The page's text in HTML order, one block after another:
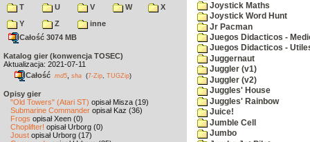
T
U V W
X
Y
Z
inne
Całość 3074 MB
Katalog gier (konwencja TOSEC)
Aktualizacja: 2021-07-11
Całość md5 sha (7-Zip TUGZip)
Opisy gier
"Old Towers" (Atari ST) opisał Misza (19)
Submarine Commander opisał Kaz (36)
Frogs opisał Xeen (0)
Choplifter! opisał Urborg (0)
Joust opisał Urborg (17)
Joystick Maths
Joystick Word Hunt
Jr Pacman
Juegos Didacticos -
Juegos Didacticos -
Juggernaut
Juggler (v1)
Juggler (v2)
Juggles' House
Juggles' Rainbow
Juice!
Jumble Cell
Jumbo